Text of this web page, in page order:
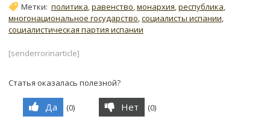
Метки: политика,равенство,монархия,республика,
многонациональное государство,социалисты испании,
социалистическая партия испании
[senderrorinarticle]
Статья оказалась полезной?
Да (0) Нет (0)